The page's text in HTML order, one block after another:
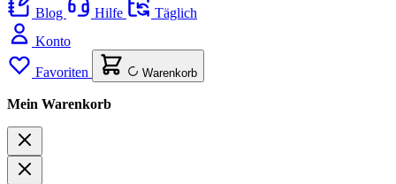
Blog
Hilfe
Täglich
Konto
Favoriten Warenkorb
Mein Warenkorb